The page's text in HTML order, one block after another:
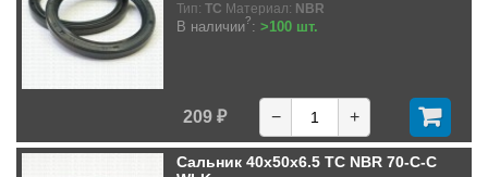
Тип: TC Материал: NBR
В наличии?: >100 шт.
209 ₽ − +
Сальник 40x50x6.5 TC NBR 70-C-C